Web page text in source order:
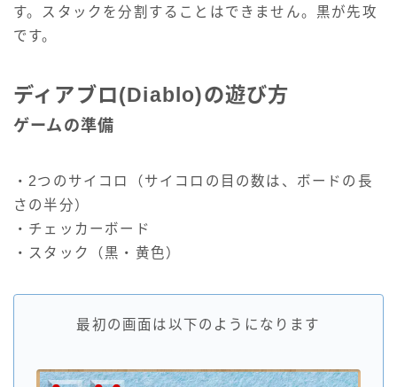
す。スタックを分割することはできません。黒が先攻
です。
ディアブロ(Diablo)の遊び方
ゲームの準備
・2つのサイコロ（サイコロの目の数は、ボードの長
さの半分）
・チェッカーボード
・スタック（黒・黄色）
最初の画面は以下のようになります